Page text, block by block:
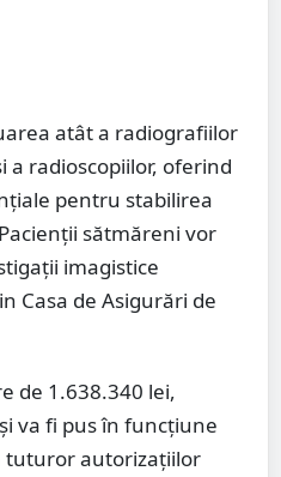
atât a radiografiilor
a radioscopiilor, oferind
pentru stabilirea
sătmăreni vor
imagistice
Casa de Asigurări de
de 1.638.340 lei,
va fi pus în funcțiune
tuturor autorizațiilor